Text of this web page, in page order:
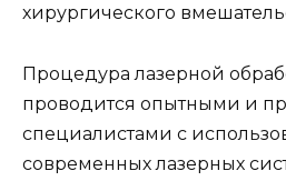
хирургического
Процедура лазерной
проводится опытными и
специалистами с
современных лазерных